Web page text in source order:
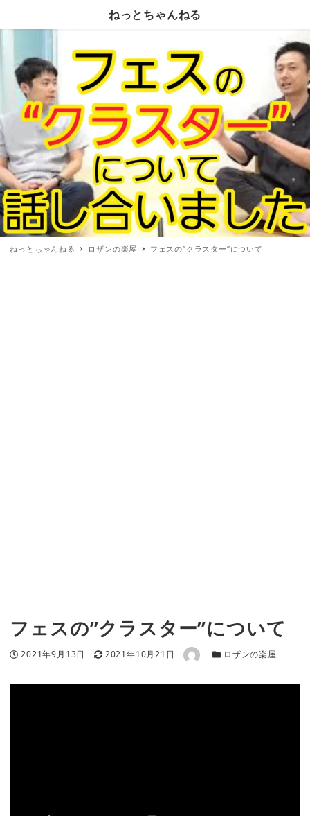
ねっとちゃんねる
ねっとちゃんねる ロザンの楽屋 フェスの”クラスター”について
フェスの”クラスター”について
投稿日
2021年9月13日 更新日
2021年10月21日 著者 カテゴリー
ロザンの楽屋